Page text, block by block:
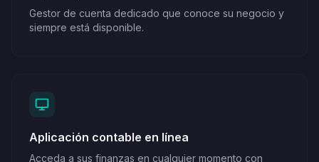
Gestor de cuenta dedicado que conoce su negocio y
siempre está disponible.
Aplicación contable en línea
Acceda a sus finanzas en cualquier momento con